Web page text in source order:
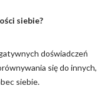
siebie?
doświadczeń
się do innych,
siebie.